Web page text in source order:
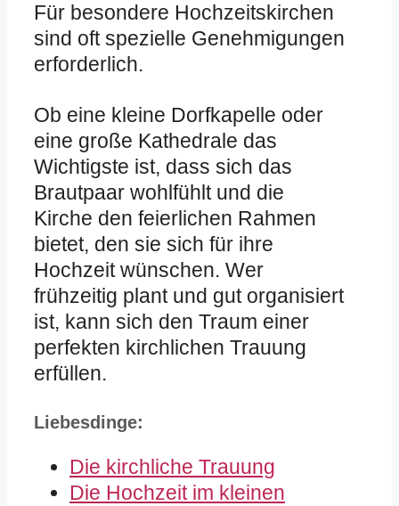
Für besondere Hochzeitskirchen
sind oft spezielle Genehmigungen
erforderlich.
Ob eine kleine Dorfkapelle oder
eine große Kathedrale das
Wichtigste ist, dass sich das
Brautpaar wohlfühlt und die
Kirche den feierlichen Rahmen
bietet, den sie sich für ihre
Hochzeit wünschen. Wer
frühzeitig plant und gut organisiert
ist, kann sich den Traum einer
perfekten kirchlichen Trauung
erfüllen.
Liebesdinge:
Die kirchliche Trauung
Die Hochzeit im kleinen